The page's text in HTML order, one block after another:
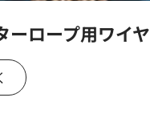
ーロープ用ワイヤ